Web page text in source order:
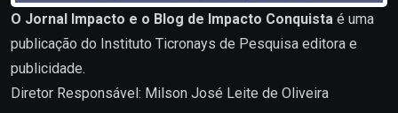
O Jornal Impacto e o Blog de Impacto Conquista é uma
publicação do Instituto Ticronays de Pesquisa editora e
publicidade.
Diretor Responsável: Milson José Leite de Oliveira